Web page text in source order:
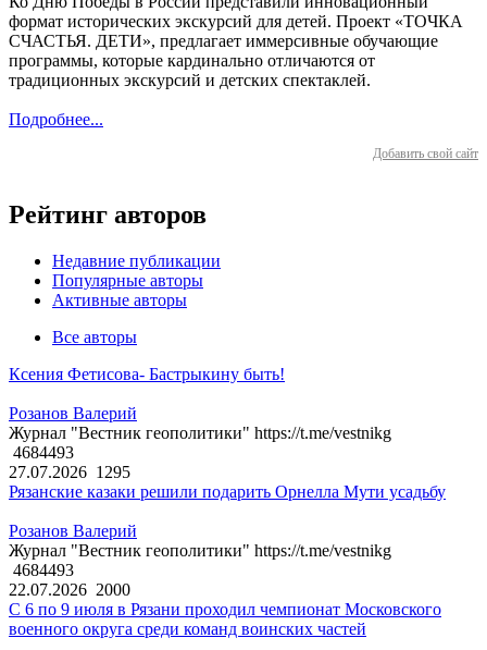
формат исторических экскурсий для детей. Проект «ТОЧКА
СЧАСТЬЯ. ДЕТИ», предлагает иммерсивные обучающие
программы, которые кардинально отличаются от
традиционных экскурсий и детских спектаклей.
Подробнее...
Добавить свой сайт
Рейтинг авторов
Недавние публикации
Популярные авторы
Активные авторы
Все авторы
Ксения Фетисова- Бастрыкину быть!
Розанов Валерий
Журнал "Вестник геополитики" https://t.me/vestnikg
4684493
27.07.2026 1295
Рязанские казаки решили подарить Орнелла Мути усадьбу
Розанов Валерий
Журнал "Вестник геополитики" https://t.me/vestnikg
4684493
22.07.2026 2000
С 6 по 9 июля в Рязани проходил чемпионат Московского
военного округа среди команд воинских частей